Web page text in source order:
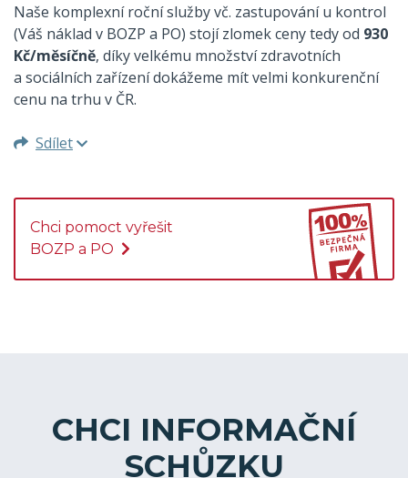
Naše komplexní roční služby vč. zastupování u kontrol
(Váš náklad v BOZP a PO) stojí zlomek ceny tedy od 930
Kč/měsíčně, díky velkému množství zdravotních
a sociálních zařízení dokážeme mít velmi konkurenční
cenu na trhu v ČR.
Sdílet
Chci pomoct vyřešit
BOZP a PO
CHCI INFORMAČNÍ
SCHŮZKU